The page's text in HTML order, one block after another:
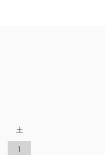
土
1